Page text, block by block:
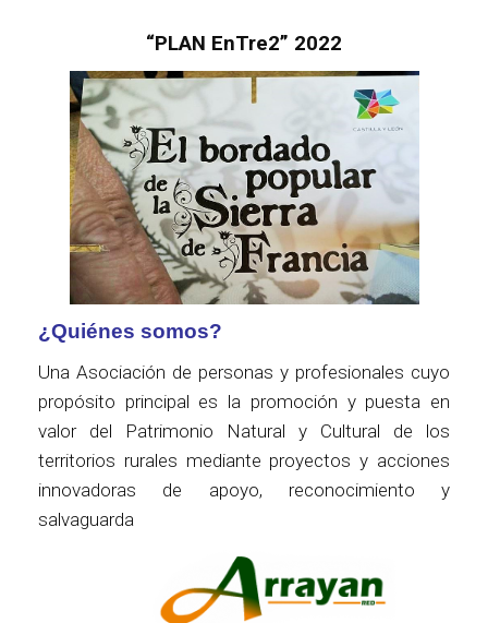
“PLAN EnTre2” 2022
¿Quiénes somos?
Una Asociación de personas y profesionales cuyo
propósito principal es la promoción y puesta en
valor del Patrimonio Natural y Cultural de los
territorios rurales mediante proyectos y acciones
innovadoras de apoyo, reconocimiento y
salvaguarda